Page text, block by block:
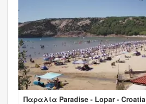
Παραλία Paradise - Lopar - Croatia